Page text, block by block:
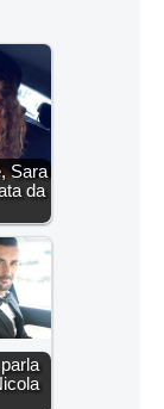
Sara
da